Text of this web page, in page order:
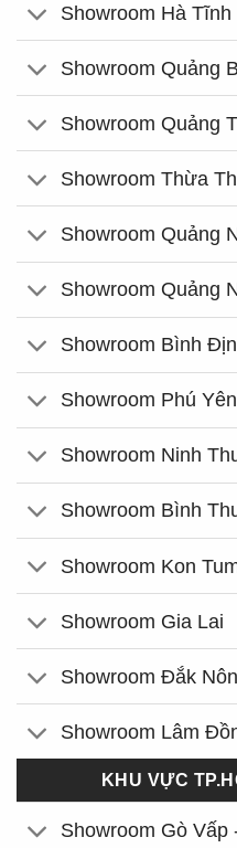
Showroom Hà Tĩnh
Showroom Quảng
Showroom Quảng
Showroom Thừa
Showroom Quảng
Showroom Quảng
Showroom Bình
Showroom Phú Yên
Showroom Ninh
Showroom Bình
Showroom Kon
Showroom Gia Lai
Showroom Đắk
Showroom Lâm
KHU VỰC
Showroom Gò Vấp